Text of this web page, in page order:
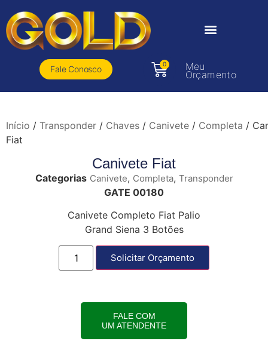
Fale Conosco
0 Meu
Orçamento
Início / Transponder / Chaves / Canivete / Completa /
Fiat
Canivete Fiat
Categorias Canivete, Completa, Transponder
GATE 00180
Canivete Completo Fiat Palio
Grand Siena 3 Botões
Solicitar Orçamento
FALE COM
UM ATENDENTE